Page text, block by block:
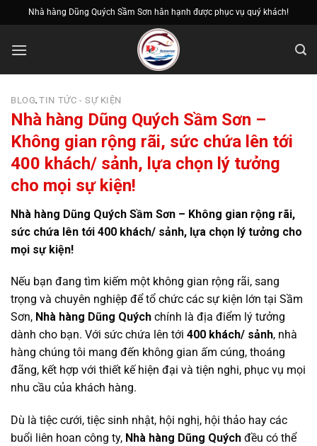
qua
nội
Nhà hàng Dũng Quých Sầm Sơn hân hạnh được phục vụ quý khách!
BLOG,TIN TỨC - SỰ KIỆN
Nhà hàng Dũng Quých Sầm Sơn –
Không gian rộng rãi, sức chứa lên tới
400 khách/ sảnh, lựa chọn lý tưởng
cho mọi sự kiện!
Nhà hàng Dũng Quých Sầm Sơn – Không gian rộng rãi,
sức chứa lên tới 400 khách/ sảnh, lựa chọn lý tưởng cho
mọi sự kiện!
Nếu bạn đang tìm kiếm một không gian rộng rãi, sang
trọng và chuyên nghiệp để tổ chức các sự kiện lớn tại Sầm
Sơn, Nhà hàng Dũng Quých chính là địa điểm lý tưởng
dành cho bạn. Với sức chứa lên tới 400 khách/ sảnh, nhà
hàng chúng tôi mang đến không gian ấm cúng, thoáng
đãng, kết hợp với thiết kế hiện đại và tiện nghi, phục vụ mọi
nhu cầu của khách hàng.
Dù là tiệc cưới, tiệc sinh nhật, hội nghị, hội thảo hay các
buổi liên hoan công ty, Nhà hàng Dũng Quých đều có thể